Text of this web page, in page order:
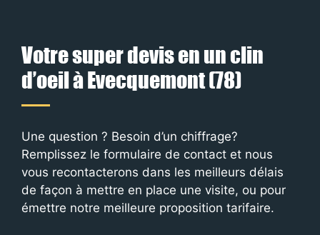
Votre super devis en un clin
d’oeil à Evecquemont (78)
Une question ? Besoin d’un chiffrage?
Remplissez le formulaire de contact et nous
vous recontacterons dans les meilleurs délais
de façon à mettre en place une visite, ou pour
émettre notre meilleure proposition tarifaire.